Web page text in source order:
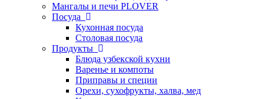
Мангалы и печи PLOVER
Посуда
Кухонная посуда
Столовая посуда
Продукты
Блюда узбекской кухни
Варенье и компоты
Приправы и специи
Орехи, сухофрукты, халва, мед